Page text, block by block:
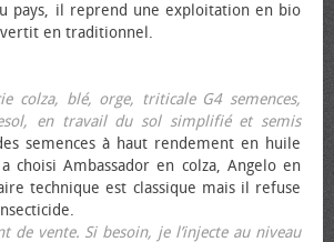
pays, il reprend une exploitation en bio
en traditionnel.
colza, blé, orge, triticale G4 semences,
en travail du sol simplifié et semis
semences à haut rendement en huile
choisi Ambassador en colza, Angelo en
technique est classique mais il refuse
de vente. Si besoin, je l’injecte au niveau